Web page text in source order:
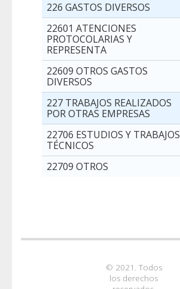
226 GASTOS DIVERSOS
22601 ATENCIONES
PROTOCOLARIAS Y
REPRESENTA
22609 OTROS GASTOS
DIVERSOS
227 TRABAJOS REALIZADOS
POR OTRAS EMPRESAS
22706 ESTUDIOS Y TRABAJOS
TÉCNICOS
22709 OTROS
© 2021. Todos
los derechos